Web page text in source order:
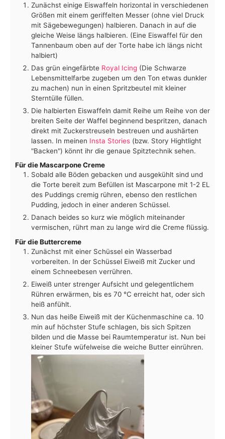
Zunächst einige Eiswaffeln horizontal in verschiedenen
Größen mit einem geriffelten Messer (ohne viel Druck
mit Sägebewegungen) halbieren. Danach in auf die
gleiche Weise längs halbieren. (Eine Eiswaffel für den
Tannenbaum oben auf der Torte habe ich längs nicht
halbiert)
Das grün eingefärbte Royal Icing (Die Schwarze
Lebensmittelfarbe zugeben um den Ton etwas dunkler
zu machen) nun in einen Spritzbeutel mit kleiner
Sterntülle füllen.
Die halbierten Eiswaffeln damit Reihe um Reihe von der
breiten Seite der Waffel beginnend bespritzen, danach
direkt mit Zuckerstreuseln bestreuen und aushärten
lassen. In meinen Insta Stories (bzw. Story Hightlight
"Backen") könnt ihr die genaue Spitztechnik sehen.
Für die Mascarpone Creme
Sobald alle Böden gebacken und ausgekühlt sind und
die Torte bereit zum Befüllen ist Mascarpone mit 1-2 EL
des Puddings cremig rühren, ebenso den restlichen
Pudding, jedoch in einer anderen Schüssel.
Danach beides so kurz wie möglich miteinander
vermischen, rührt man zu lange wird die Creme flüssig.
Für die Buttercreme
Zunächst mit einer Schüssel ein Wasserbad
vorbereiten. In der Schüssel Eiweiß mit Zucker und
einem Schneebesen verrühren.
Eiweiß unter strenger Aufsicht und gelegentlichem
Rühren erwärmen, bis es 70 °C erreicht hat, oder sich
heiß anfühlt.
Nun das heiße Eiweiß mit der Küchenmaschine ca. 10
min auf höchster Stufe schlagen, bis sich Spitzen
bilden und die Masse bei Raumtemperatur ist. Nun bei
kleiner Stufe wüfelweise die weiche Butter einrühren.